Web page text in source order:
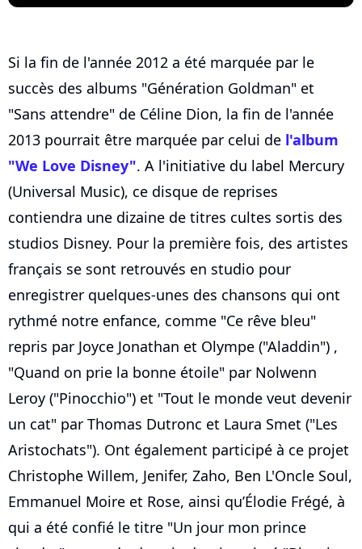
Si la fin de l'année 2012 a été marquée par le
succès des albums "Génération Goldman" et
"Sans attendre" de Céline Dion, la fin de l'année
2013 pourrait être marquée par celui de l'album
"We Love Disney". A l'initiative du label Mercury
(Universal Music), ce disque de reprises
contiendra une dizaine de titres cultes sortis des
studios Disney. Pour la première fois, des artistes
français se sont retrouvés en studio pour
enregistrer quelques-unes des chansons qui ont
rythmé notre enfance, comme "Ce rêve bleu"
repris par Joyce Jonathan et Olympe ("Aladdin") ,
"Quand on prie la bonne étoile" par Nolwenn
Leroy ("Pinocchio") et "Tout le monde veut devenir
un cat" par Thomas Dutronc et Laura Smet ("Les
Aristochats"). Ont également participé à ce projet
Christophe Willem, Jenifer, Zaho, Ben L'Oncle Soul,
Emmanuel Moire et Rose, ainsi qu’Élodie Frégé, à
qui a été confié le titre "Un jour mon prince